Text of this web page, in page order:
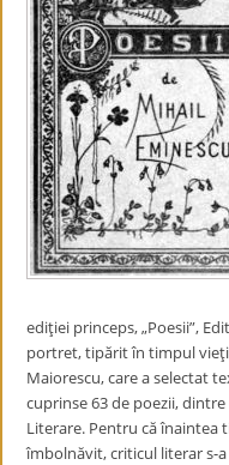
ediţiei princeps, „Poesii”,
portret, tipărit în timpul
Maiorescu, care a selectat
cuprinse 63 de poezii,
Literare. Pentru că înaintea
îmbolnăvit, criticul literar s-